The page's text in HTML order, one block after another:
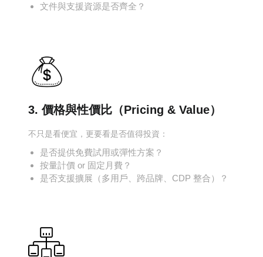
文件與支援資源是否齊全？
3. 價格與性價比（Pricing & Value）
不只是看便宜，更要看是否值得投資：
是否提供免費試用或彈性方案？
按量計價 or 固定月費？
是否支援擴展（多用戶、跨品牌、CDP 整合）？